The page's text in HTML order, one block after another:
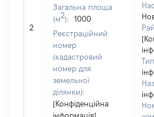
2
Загальна площа
(м2):
1000
Реєстраційний
номер
(кадастровий
номер для
земельної
ділянки):
[Конфіденційна
інформація]